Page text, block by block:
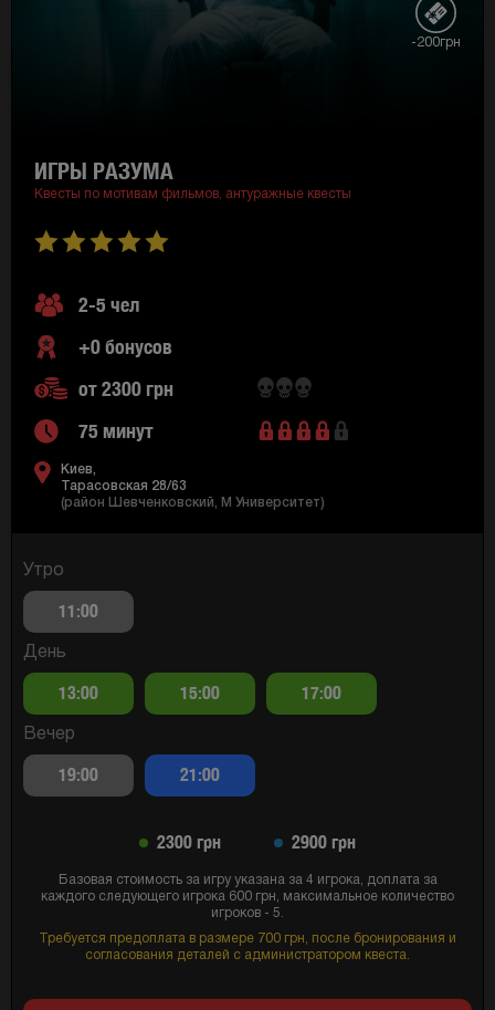
-200грн
ИГРЫ РАЗУМА
Квесты по мотивам фильмов, антуражные квесты
2-5 чел
+0 бонусов
от 2300 грн
75 минут
Киев,
Тарасовская 28/63
(район Шевченковский, M Университет)
Утро
11:00
День
13:00 15:00 17:00
Вечер
19:00 21:00
2300 грн 2900 грн
Базовая стоимость за игру указана за 4 игрока, доплата за
каждого следующего игрока 600 грн, максимальное количество
игроков - 5.
Требуется предоплата в размере 700 грн, после бронирования и
согласования деталей с администратором квеста.